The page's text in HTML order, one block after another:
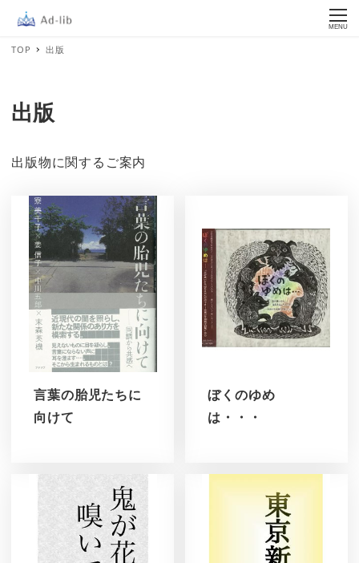
MENU
TOP 出版
出版
出版物に関するご案内
言葉の胎児たちに
向けて
ぼくのゆめ
は・・・